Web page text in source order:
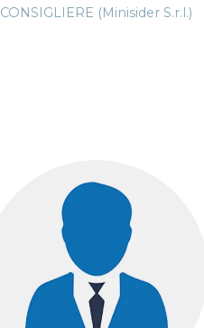
CONSIGLIERE (Minisider S.r.l.)